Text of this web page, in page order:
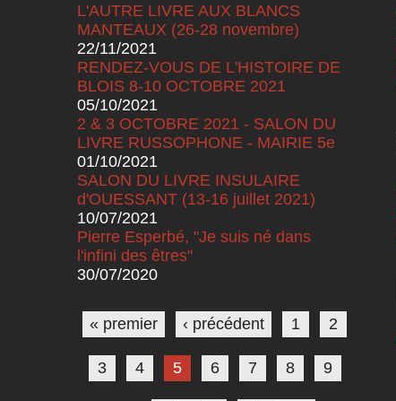
L'AUTRE LIVRE AUX BLANCS
MANTEAUX (26-28 novembre)
22/11/2021
RENDEZ-VOUS DE L'HISTOIRE DE
BLOIS 8-10 OCTOBRE 2021
05/10/2021
2 & 3 OCTOBRE 2021 - SALON DU
LIVRE RUSSOPHONE - MAIRIE 5e
01/10/2021
SALON DU LIVRE INSULAIRE
d'OUESSANT (13-16 juillet 2021)
10/07/2021
Pierre Esperbé, "Je suis né dans
l'infini des êtres"
30/07/2020
Pages
« premier ‹ précédent 1 2
3 4 5 6 7 8 9